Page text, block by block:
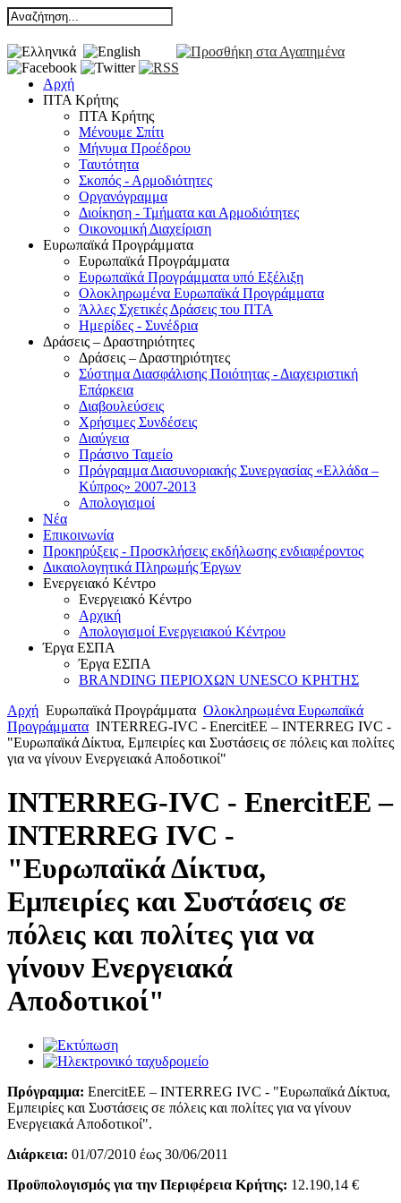
Αρχή
ΠΤΑ Κρήτης
ΠΤΑ Κρήτης
Μένουμε Σπίτι
Μήνυμα Προέδρου
Ταυτότητα
Σκοπός - Αρμοδιότητες
Οργανόγραμμα
Διοίκηση - Τμήματα και Αρμοδιότητες
Οικονομική Διαχείριση
Ευρωπαϊκά Προγράμματα
Ευρωπαϊκά Προγράμματα
Ευρωπαϊκά Προγράμματα υπό Εξέλιξη
Ολοκληρωμένα Ευρωπαϊκά Προγράμματα
Άλλες Σχετικές Δράσεις του ΠΤΑ
Ημερίδες - Συνέδρια
Δράσεις – Δραστηριότητες
Δράσεις – Δραστηριότητες
Σύστημα Διασφάλισης Ποιότητας - Διαχειριστική
Επάρκεια
Διαβουλεύσεις
Χρήσιμες Συνδέσεις
Διαύγεια
Πράσινο Ταμείο
Πρόγραμμα Διασυνοριακής Συνεργασίας «Ελλάδα –
Κύπρος» 2007-2013
Aπολογισμοί
Νέα
Επικοινωνία
Προκηρύξεις - Προσκλήσεις εκδήλωσης ενδιαφέροντος
Δικαιολογητικά Πληρωμής Έργων
Ενεργειακό Κέντρο
Ενεργειακό Κέντρο
Αρχική
Απολογισμοί Ενεργειακού Κέντρου
Έργα ΕΣΠΑ
Έργα ΕΣΠΑ
BRANDING ΠΕΡΙΟΧΩΝ UNESCO ΚΡΗΤΗΣ
Αρχή Ευρωπαϊκά Προγράμματα Ολοκληρωμένα Ευρωπαϊκά
Προγράμματα INTERREG-IVC - EnercitEE – INTERREG IVC -
"Ευρωπαϊκά Δίκτυα, Εμπειρίες και Συστάσεις σε πόλεις και πολίτες
για να γίνουν Ενεργειακά Αποδοτικοί"
INTERREG-IVC - EnercitEE –
INTERREG IVC -
"Ευρωπαϊκά Δίκτυα,
Εμπειρίες και Συστάσεις σε
πόλεις και πολίτες για να
γίνουν Ενεργειακά
Αποδοτικοί"
Πρόγραμμα: EnercitEE – INTERREG IVC - "Ευρωπαϊκά Δίκτυα,
Εμπειρίες και Συστάσεις σε πόλεις και πολίτες για να γίνουν
Ενεργειακά Αποδοτικοί".
Διάρκεια: 01/07/2010 έως 30/06/2011
Προϋπολογισμός για την Περιφέρεια Κρήτης: 12.190,14 €